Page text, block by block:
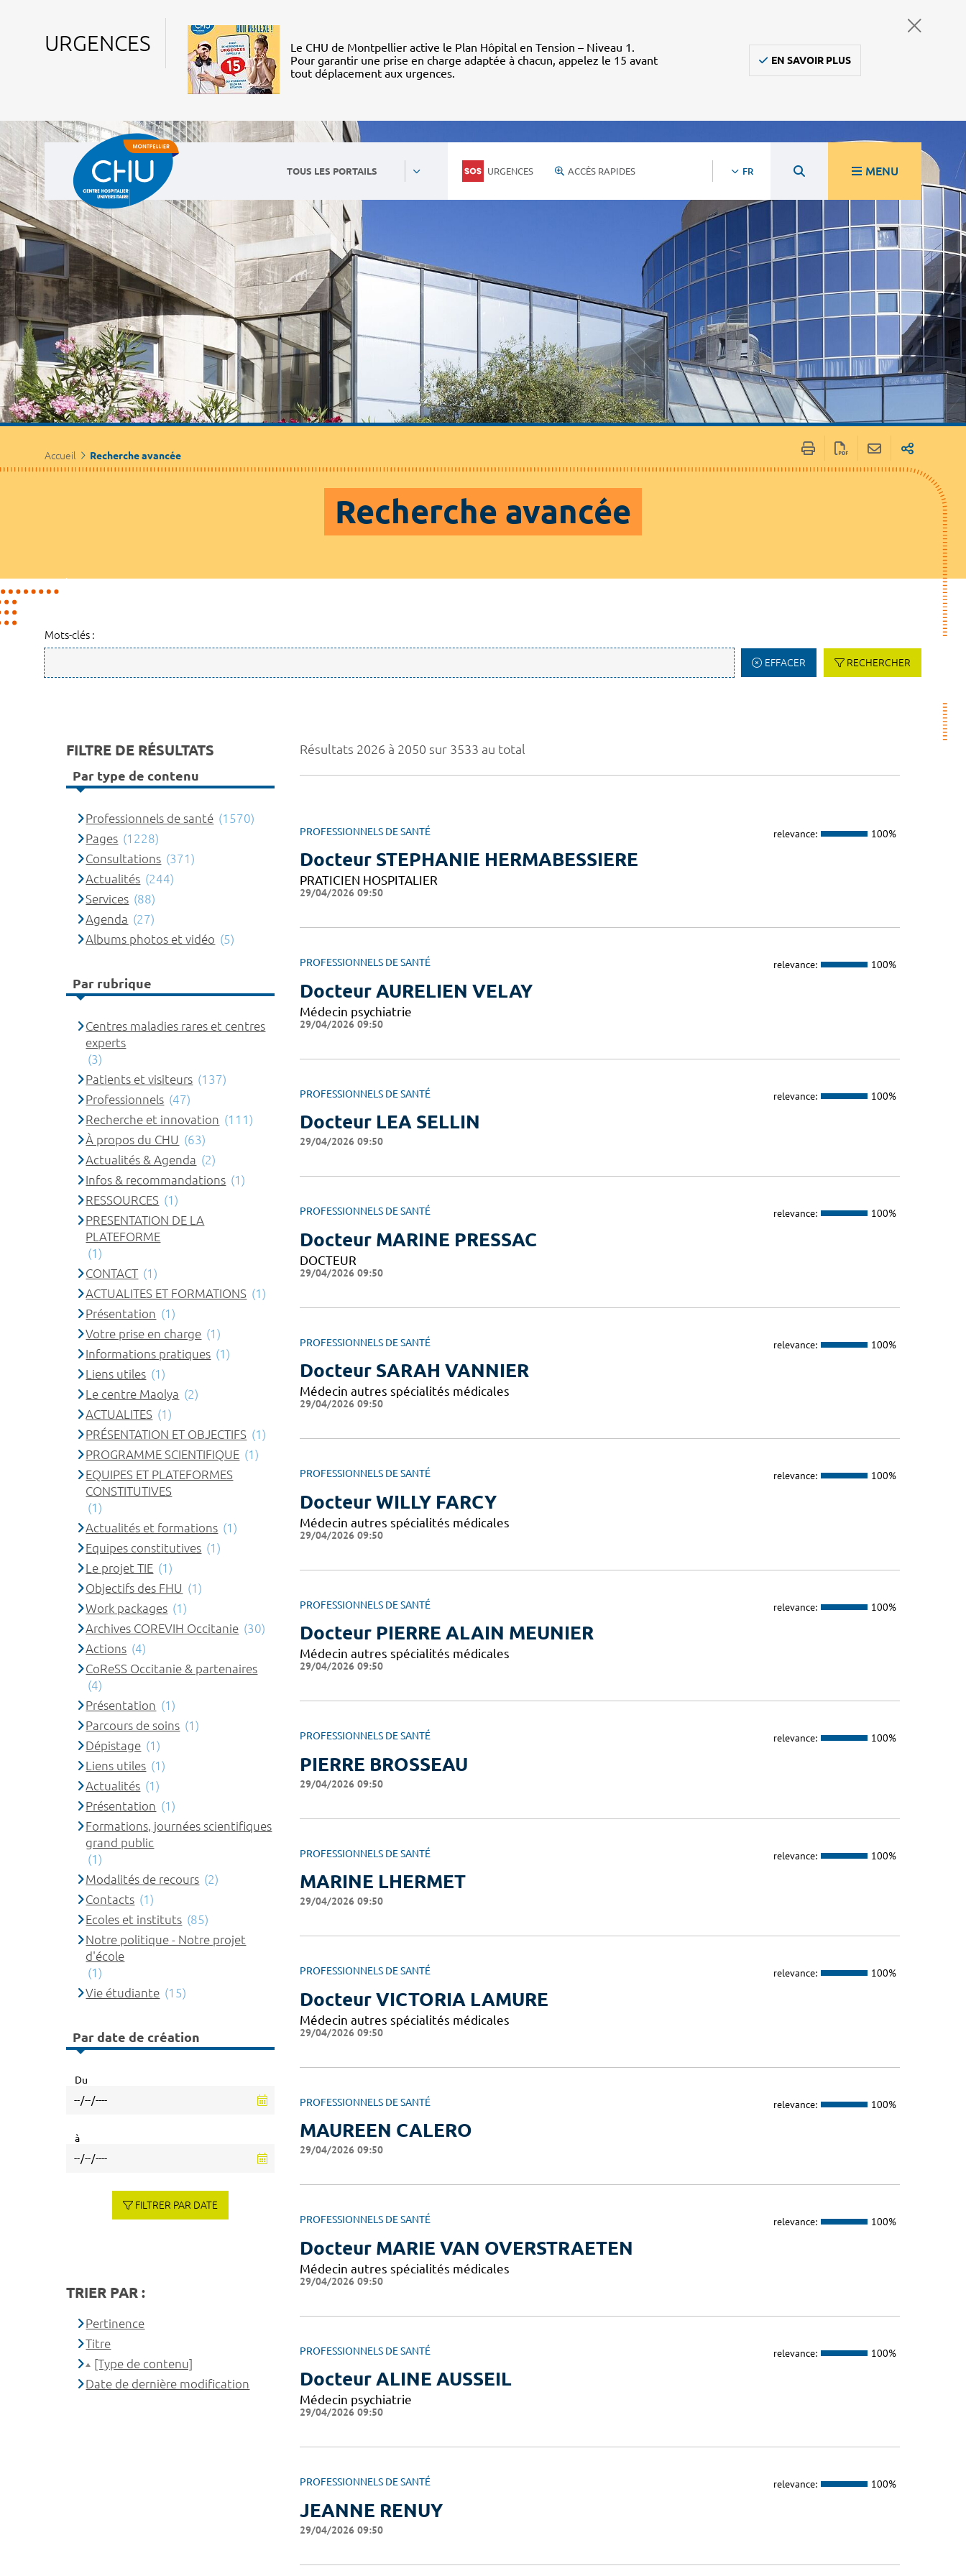
URGENCES
Le CHU de Montpellier active le Plan Hôpital en Tension – Niveau 1.
Pour garantir une prise en charge adaptée à chacun, appelez le 15 avant
tout déplacement aux urgences.
EN SAVOIR PLUS
TOUS LES PORTAILS URGENCES ACCÈS RAPIDES FR MENU
Accueil Recherche avancée
Recherche avancée
Mots-clés :
EFFACER RECHERCHER
Résultats 2026 à 2050 sur 3533 au total
PROFESSIONNELS DE SANTÉ relevance: 100%
Docteur STEPHANIE HERMABESSIERE
PRATICIEN HOSPITALIER
29/04/2026 09:50
PROFESSIONNELS DE SANTÉ relevance: 100%
Docteur AURELIEN VELAY
Médecin psychiatrie
29/04/2026 09:50
PROFESSIONNELS DE SANTÉ relevance: 100%
Docteur LEA SELLIN
29/04/2026 09:50
PROFESSIONNELS DE SANTÉ relevance: 100%
Docteur MARINE PRESSAC
DOCTEUR
29/04/2026 09:50
PROFESSIONNELS DE SANTÉ relevance: 100%
Docteur SARAH VANNIER
Médecin autres spécialités médicales
29/04/2026 09:50
PROFESSIONNELS DE SANTÉ relevance: 100%
Docteur WILLY FARCY
Médecin autres spécialités médicales
29/04/2026 09:50
PROFESSIONNELS DE SANTÉ relevance: 100%
Docteur PIERRE ALAIN MEUNIER
Médecin autres spécialités médicales
29/04/2026 09:50
PROFESSIONNELS DE SANTÉ relevance: 100%
PIERRE BROSSEAU
29/04/2026 09:50
PROFESSIONNELS DE SANTÉ relevance: 100%
MARINE LHERMET
29/04/2026 09:50
PROFESSIONNELS DE SANTÉ relevance: 100%
Docteur VICTORIA LAMURE
Médecin autres spécialités médicales
29/04/2026 09:50
PROFESSIONNELS DE SANTÉ relevance: 100%
MAUREEN CALERO
29/04/2026 09:50
PROFESSIONNELS DE SANTÉ relevance: 100%
Docteur MARIE VAN OVERSTRAETEN
Médecin autres spécialités médicales
29/04/2026 09:50
PROFESSIONNELS DE SANTÉ relevance: 100%
Docteur ALINE AUSSEIL
Médecin psychiatrie
29/04/2026 09:50
PROFESSIONNELS DE SANTÉ relevance: 100%
JEANNE RENUY
29/04/2026 09:50
FILTRE DE RÉSULTATS
Par type de contenu
Professionnels de santé (1570)
Pages (1228)
Consultations (371)
Actualités (244)
Services (88)
Agenda (27)
Albums photos et vidéo (5)
Par rubrique
Centres maladies rares et centres
experts
(3)
Patients et visiteurs (137)
Professionnels (47)
Recherche et innovation (111)
À propos du CHU (63)
Actualités & Agenda (2)
Infos & recommandations (1)
RESSOURCES (1)
PRESENTATION DE LA
PLATEFORME
(1)
CONTACT (1)
ACTUALITES ET FORMATIONS (1)
Présentation (1)
Votre prise en charge (1)
Informations pratiques (1)
Liens utiles (1)
Le centre Maolya (2)
ACTUALITES (1)
PRÉSENTATION ET OBJECTIFS (1)
PROGRAMME SCIENTIFIQUE (1)
EQUIPES ET PLATEFORMES
CONSTITUTIVES
(1)
Actualités et formations (1)
Equipes constitutives (1)
Le projet TIE (1)
Objectifs des FHU (1)
Work packages (1)
Archives COREVIH Occitanie (30)
Actions (4)
CoReSS Occitanie & partenaires
(4)
Présentation (1)
Parcours de soins (1)
Dépistage (1)
Liens utiles (1)
Actualités (1)
Présentation (1)
Formations, journées scientifiques
grand public
(1)
Modalités de recours (2)
Contacts (1)
Ecoles et instituts (85)
Notre politique - Notre projet
d'école
(1)
Vie étudiante (15)
Par date de création
Du
à
FILTRER PAR DATE
TRIER PAR :
Pertinence
Titre
[Type de contenu]
Date de dernière modification